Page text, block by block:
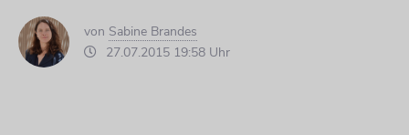
von Sabine Brandes
27.07.2015 19:58 Uhr